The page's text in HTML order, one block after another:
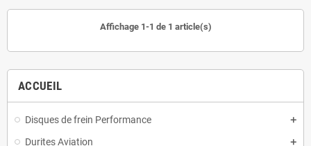
ACCUEIL
Disques de frein Performance
Durites Aviation
Affichage 1-1 de 1 article(s)